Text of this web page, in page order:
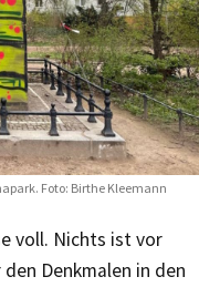
Foto: Birthe Kleemann
voll. Nichts ist vor
Denkmalen in den